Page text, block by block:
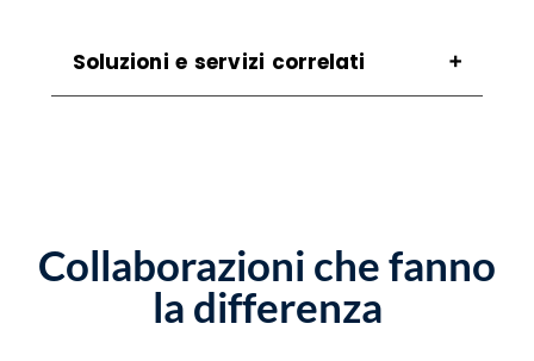
Soluzioni e servizi correlati
Vendita Stampanti Termiche Quindici
Collaborazioni che fanno
la differenza